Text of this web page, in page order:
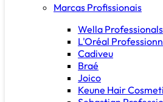
Marcas Profissionais
Wella Professionals
L'Oréal
Cadiveu
Braé
Joico
Keune Hair